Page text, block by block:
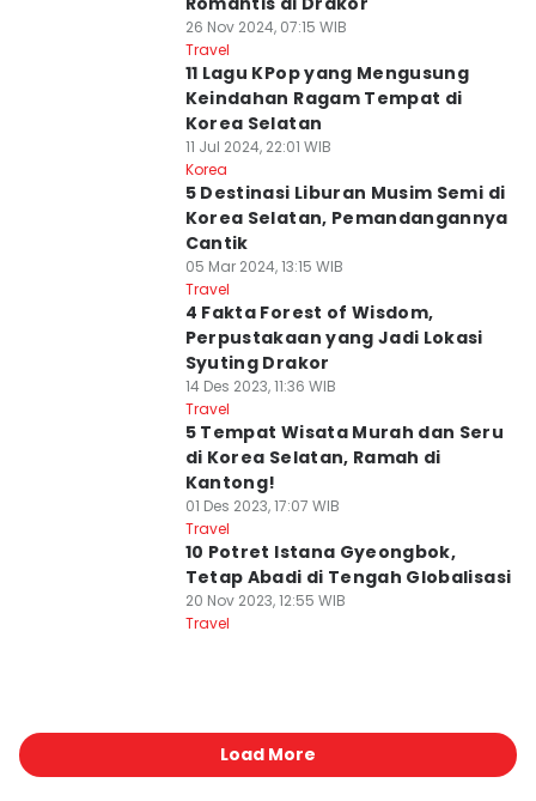
26 Nov 2024, 07:15 WIB
Travel
11 Lagu KPop yang Mengusung
Keindahan Ragam Tempat di
Korea Selatan
11 Jul 2024, 22:01 WIB
Korea
5 Destinasi Liburan Musim Semi di
Korea Selatan, Pemandangannya
Cantik
05 Mar 2024, 13:15 WIB
Travel
4 Fakta Forest of Wisdom,
Perpustakaan yang Jadi Lokasi
Syuting Drakor
14 Des 2023, 11:36 WIB
Travel
5 Tempat Wisata Murah dan Seru
di Korea Selatan, Ramah di
Kantong!
01 Des 2023, 17:07 WIB
Travel
10 Potret Istana Gyeongbok,
Tetap Abadi di Tengah Globalisasi
20 Nov 2023, 12:55 WIB
Travel
Load More